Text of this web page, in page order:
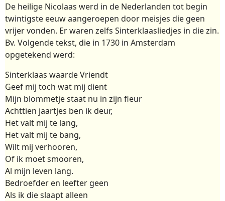
De heilige Nicolaas werd in de Nederlanden tot begin
twintigste eeuw aangeroepen door meisjes die geen
vrijer vonden. Er waren zelfs Sinterklaasliedjes in die zin.
Bv. Volgende tekst, die in 1730 in Amsterdam
opgetekend werd:
Sinterklaas waarde Vriendt
Geef mij toch wat mij dient
Mijn blommetje staat nu in zijn fleur
Achttien jaartjes ben ik deur,
Het valt mij te lang,
Het valt mij te bang,
Wilt mij verhooren,
Of ik moet smooren,
Al mijn leven lang.
Bedroefder en leefter geen
Als ik die slaapt alleen